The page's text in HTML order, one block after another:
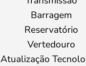
Barragem
Reservatório
Vertedouro
Atualização